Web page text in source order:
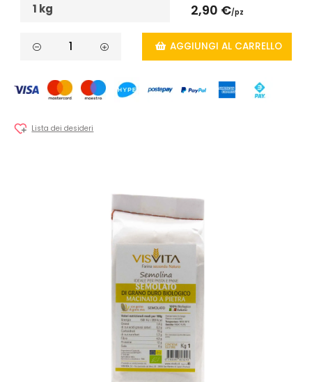
1 kg 2,90 €/pz
AGGIUNGI AL CARRELLO
Lista dei desideri